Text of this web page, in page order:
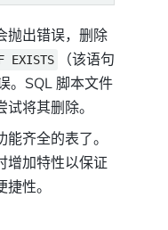
抛出错误，删除
EXISTS
（该语句
。SQL 脚本文件
将其删除。
齐全的表了。
增加特性以保证
性。